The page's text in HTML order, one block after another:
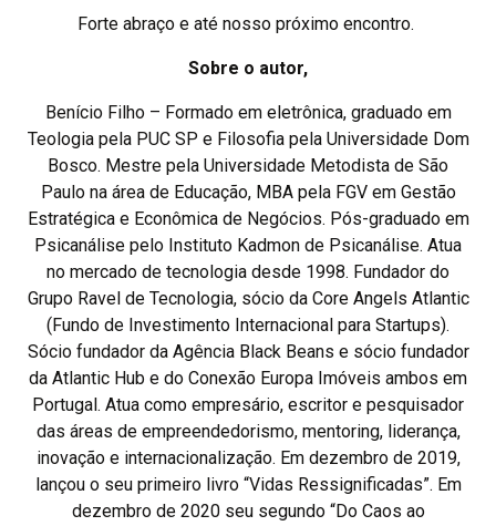
Forte abraço e até nosso próximo encontro.
Sobre o autor,
Benício Filho – Formado em eletrônica, graduado em
Teologia pela PUC SP e Filosofia pela Universidade Dom
Bosco. Mestre pela Universidade Metodista de São
Paulo na área de Educação, MBA pela FGV em Gestão
Estratégica e Econômica de Negócios. Pós-graduado em
Psicanálise pelo Instituto Kadmon de Psicanálise. Atua
no mercado de tecnologia desde 1998. Fundador do
Grupo Ravel de Tecnologia, sócio da Core Angels Atlantic
(Fundo de Investimento Internacional para Startups).
Sócio fundador da Agência Black Beans e sócio fundador
da Atlantic Hub e do Conexão Europa Imóveis ambos em
Portugal. Atua como empresário, escritor e pesquisador
das áreas de empreendedorismo, mentoring, liderança,
inovação e internacionalização. Em dezembro de 2019,
lançou o seu primeiro livro “Vidas Ressignificadas”. Em
dezembro de 2020 seu segundo “Do Caos ao